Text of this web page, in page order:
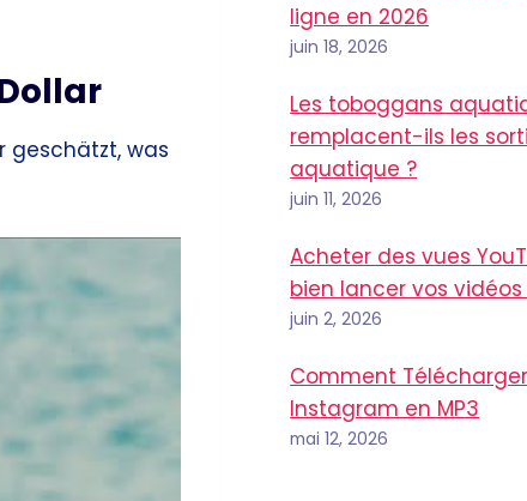
geschätzt, was
ligne en 2026
juin 18, 2026
Les toboggans
remplacent-ils les
aquatique ?
juin 11, 2026
Acheter des vues
bien lancer vos vidéos
juin 2, 2026
Comment
Instagram en MP3
mai 12, 2026